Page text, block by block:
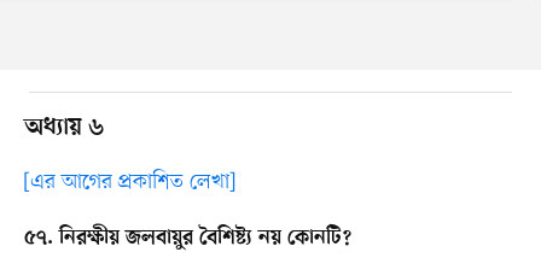
অধ্যায় ৬
[এর আগের প্রকাশিত লেখা]
৫৭. নিরক্ষীয় জলবায়ুর বৈশিষ্ট্য নয় কোনটি?